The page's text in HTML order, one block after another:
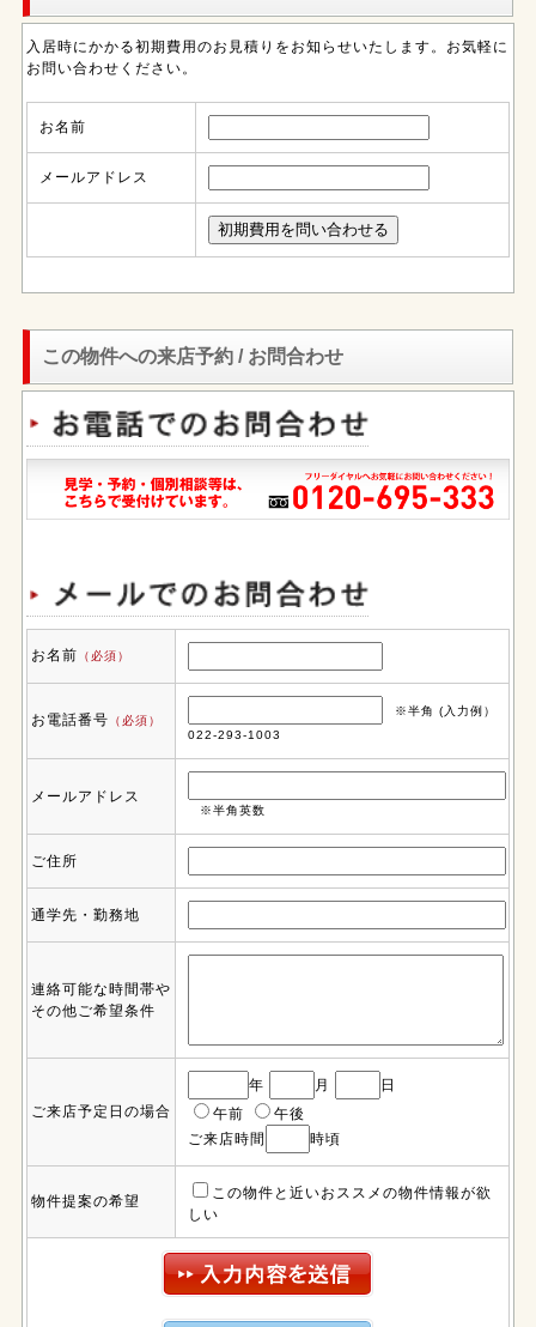
入居時にかかる初期費用のお見積りをお知らせいたします。お気軽に
お問い合わせください。
お名前
メールアドレス
この物件への来店予約 / お問合わせ
お名前 （必須）
お電話番号 （必須）
※半角 (入力例）
022-293-1003
メールアドレス
※半角英数
ご住所
通学先・勤務地
連絡可能な時間帯や
その他ご希望条件
ご来店予定日の場合
年 月
日
午前
午後
ご来店時間
時頃
物件提案の希望
この物件と近いおススメの物件情報が欲
しい